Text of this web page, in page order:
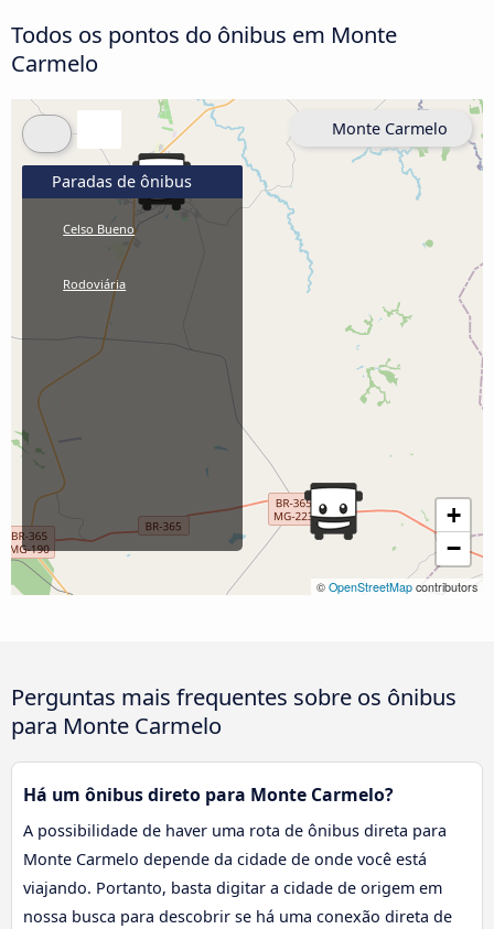
Todos os pontos do ônibus em Monte
Carmelo
+
−
© OpenStreetMap contributors
Paradas de ônibus
Celso Bueno
Rodoviária
Monte Carmelo
Perguntas mais frequentes sobre os ônibus
para Monte Carmelo
Há um ônibus direto para Monte Carmelo?
A possibilidade de haver uma rota de ônibus direta para
Monte Carmelo depende da cidade de onde você está
viajando. Portanto, basta digitar a cidade de origem em
nossa busca para descobrir se há uma conexão direta de